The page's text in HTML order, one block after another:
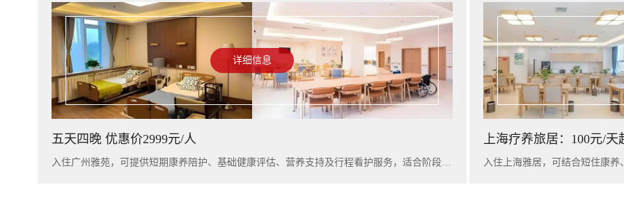
详细信息
五天四晚 优惠价2999元/人
入住广州雅苑，可提供短期康养陪护、基础健康评估、营养支持及行程看护服务，适合阶段性休养与家庭陪护衔接。
上海疗养旅居：100元/天